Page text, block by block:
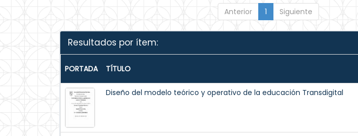
Anterior 1 Siguiente
Resultados por ítem:
PORTADA TÍTULO
Diseño del modelo teórico y operativo de la educación Transdigital